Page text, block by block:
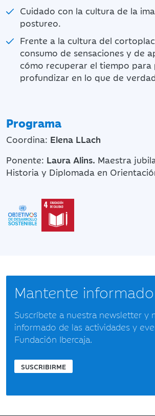
Cuidado con la cultura de la
postureo.
Frente a la cultura del
consumo de sensaciones y de
cómo recuperar el tiempo para
profundizar en lo que de
Programa
Coordina: Elena LLach
Ponente: Laura Alins. Maestra
Historia y Diplomada en
Mantente informado
Suscríbete a nuestra newsletter y
informado de las actividades y
Fundación Ibercaja.
SUSCRIBIRME